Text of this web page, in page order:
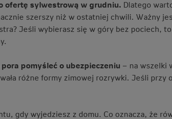
ofertę sylwestrową w grudniu. Dlatego
szerszy niż w ostatniej chwili. Ważny
Jeśli wybierasz się w góry bez pociech,
pomyśleć o ubezpieczeniu – na wszelki
różne formy zimowej rozrywki. Jeśli przy
gdy wyjedziesz z domu. Co oznacza, że